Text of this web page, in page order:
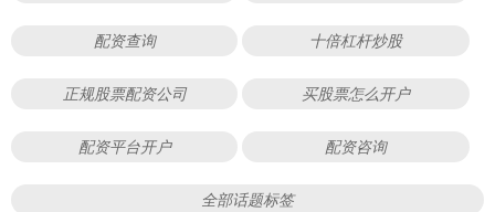
配资查询 十倍杠杆炒股
正规股票配资公司 买股票怎么开户
配资平台开户 配资咨询
全部话题标签